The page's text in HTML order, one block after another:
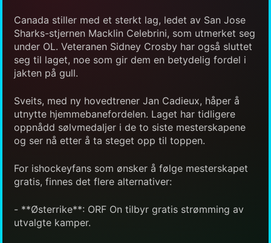
Canada stiller med et sterkt lag, ledet av San Jose
Sharks-stjernen Macklin Celebrini, som utmerket seg
under OL. Veteranen Sidney Crosby har også sluttet
seg til laget, noe som gir dem en betydelig fordel i
jakten på gull.
Sveits, med ny hovedtrener Jan Cadieux, håper å
utnytte hjemmebanefordelen. Laget har tidligere
oppnådd sølvmedaljer i de to siste mesterskapene
og ser nå etter å ta steget opp til toppen.
For ishockeyfans som ønsker å følge mesterskapet
gratis, finnes det flere alternativer:
- **Østerrike**: ORF On tilbyr gratis strømming av
utvalgte kamper.